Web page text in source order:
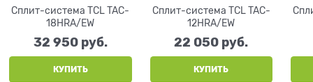
Сплит-система TCL TAC-
18HRA/EW
32 950 руб.
КУПИТЬ
Сплит-система TCL TAC-
12HRA/EW
22 050 руб.
КУПИТЬ